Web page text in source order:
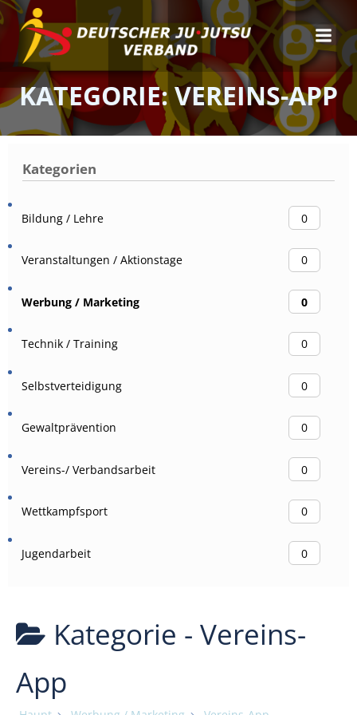
Zum
Inhalt
springen
KATEGORIE: VEREINS-APP
Kategorien
Bildung / Lehre 0
Veranstaltungen / Aktionstage 0
Werbung / Marketing 0
Technik / Training 0
Selbstverteidigung 0
Gewaltprävention 0
Vereins-/ Verbandsarbeit 0
Wettkampfsport 0
Jugendarbeit 0
Kategorie - Vereins-
App